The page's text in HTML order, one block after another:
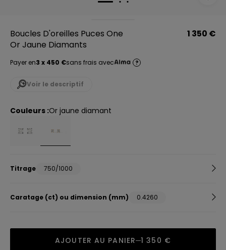
Boucles D'oreilles Puces One
Or Jaune Diamants
1 350 €
Payer en3 x 450 €sans frais avec ?
Voir le descriptif
Couleurs : or jaune diamant
Titrage 750/1000
Caratage (ct) ou dimension (mm) 0.4260
AJOUTER AU PANIER 1 350 €